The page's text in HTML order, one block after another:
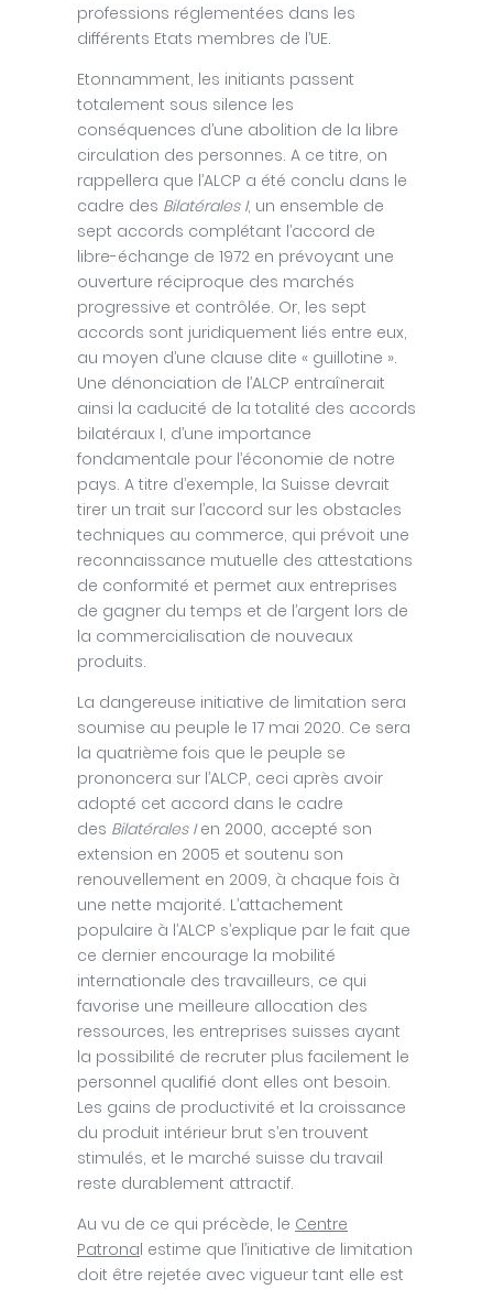
professions réglementées dans les
différents Etats membres de l’UE.
Etonnamment, les initiants passent
totalement sous silence les
conséquences d’une abolition de la libre
circulation des personnes. A ce titre, on
rappellera que l’ALCP a été conclu dans le
cadre des Bilatérales I, un ensemble de
sept accords complétant l’accord de
libre-échange de 1972 en prévoyant une
ouverture réciproque des marchés
progressive et contrôlée. Or, les sept
accords sont juridiquement liés entre eux,
au moyen d’une clause dite « guillotine ».
Une dénonciation de l’ALCP entraînerait
ainsi la caducité de la totalité des accords
bilatéraux I, d’une importance
fondamentale pour l’économie de notre
pays. A titre d’exemple, la Suisse devrait
tirer un trait sur l’accord sur les obstacles
techniques au commerce, qui prévoit une
reconnaissance mutuelle des attestations
de conformité et permet aux entreprises
de gagner du temps et de l’argent lors de
la commercialisation de nouveaux
produits.
La dangereuse initiative de limitation sera
soumise au peuple le 17 mai 2020. Ce sera
la quatrième fois que le peuple se
prononcera sur l’ALCP, ceci après avoir
adopté cet accord dans le cadre
des Bilatérales Ien 2000, accepté son
extension en 2005 et soutenu son
renouvellement en 2009, à chaque fois à
une nette majorité. L’attachement
populaire à l’ALCP s’explique par le fait que
ce dernier encourage la mobilité
internationale des travailleurs, ce qui
favorise une meilleure allocation des
ressources, les entreprises suisses ayant
la possibilité de recruter plus facilement le
personnel qualifié dont elles ont besoin.
Les gains de productivité et la croissance
du produit intérieur brut s’en trouvent
stimulés, et le marché suisse du travail
reste durablement attractif.
Au vu de ce qui précède, le Centre
Patronal estime que l’initiative de limitation
doit être rejetée avec vigueur tant elle est